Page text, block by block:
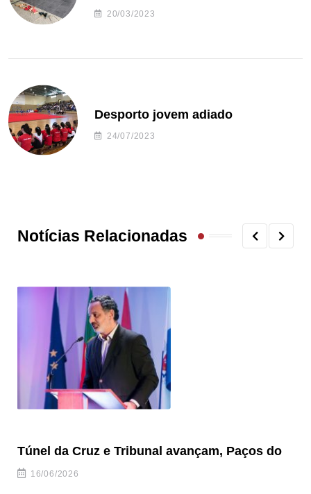
20/03/2023
Desporto jovem adiado
24/07/2023
Notícias Relacionadas
Túnel da Cruz e Tribunal avançam, Paços do
16/06/2026